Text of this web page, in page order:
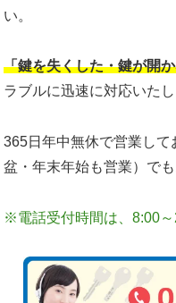
い。
「鍵を失くした・鍵が開
ラブルに迅速に対応いたし
365日年中無休で営業し
盆・年末年始も営業）で
※電話受付時間は、8:00～